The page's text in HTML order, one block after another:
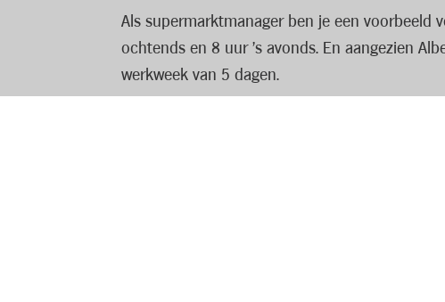
Als supermarktmanager ben je een voorbeeld
ochtends en 8 uur ’s avonds. En aangezien
werkweek van 5 dagen.